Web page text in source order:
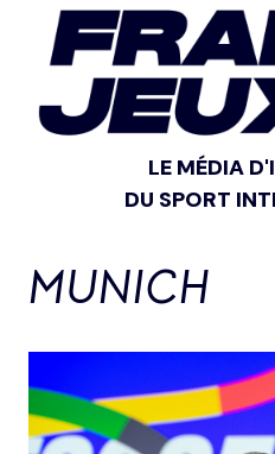
LE MÉDIA
DU SPORT
MUNICH